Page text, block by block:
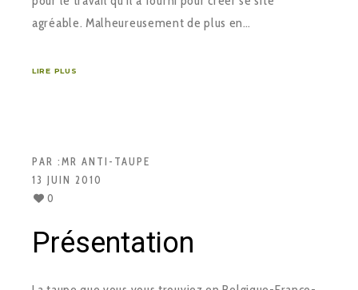
agréable. Malheureusement de plus en…
LIRE PLUS
PAR :MR ANTI-TAUPE
13 JUIN 2010
0
Présentation